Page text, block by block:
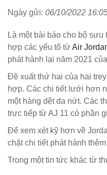
Ngày gửi: 06/10/2022
Là một bài báo cho bộ
hợp các yếu tố từAir
phát hành lại năm 2021 của
Đề xuất thứ hai của hai
hợp. Các chi tiết lưới hơn
một hàng dệt da nứt. Các
trực tiếp từ AJ 11 có phần
Để xem xét kỹ hơn về
chặt chi tiết phát hành
Trong một tin tức khác từ